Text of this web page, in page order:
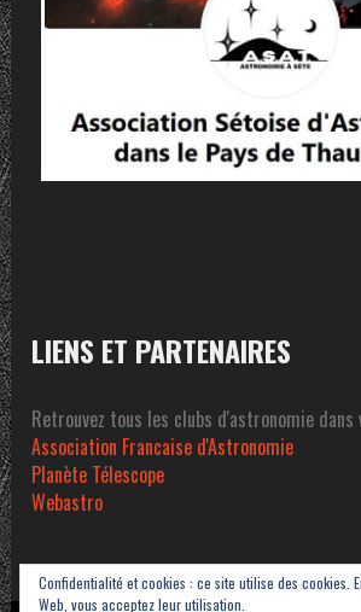
LIENS ET PARTENAIRES
Retrouvez tous les clubs d'astronomie
Association Francaise d'Astronomie
Planète Télescope
Webastro
Confidentialité et cookies : ce site utilise des cookies.
Web, vous acceptez leur utilisation.